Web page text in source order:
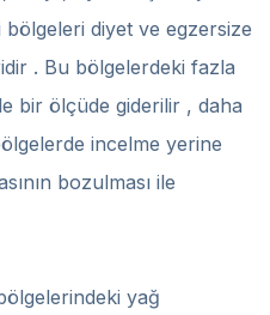
diyet ve egzersize
. Bu bölgelerdeki fazla
bir ölçüde giderilir , daha
incelme yerine
bozulması ile
yağ